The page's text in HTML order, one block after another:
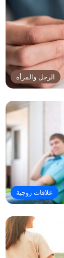
الرجل والمرأة
علاقات زوجية